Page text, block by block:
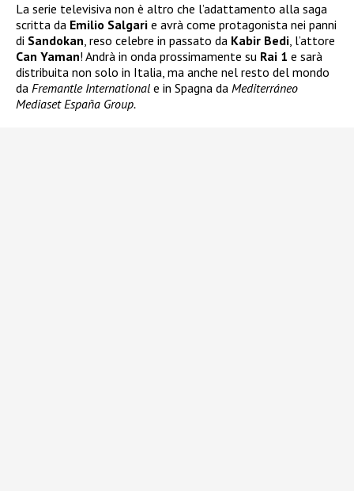
La serie televisiva non è altro che l’adattamento alla saga
scritta da Emilio Salgari e avrà come protagonista nei panni
di Sandokan, reso celebre in passato da Kabir Bedi, l’attore
Can Yaman! Andrà in onda prossimamente su Rai 1 e sarà
distribuita non solo in Italia, ma anche nel resto del mondo
da Fremantle International e in Spagna da Mediterráneo
Mediaset España Group.